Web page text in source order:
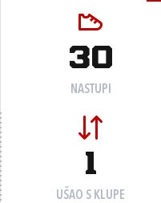
30
NASTUPI
1
UŠAO S KLUPE